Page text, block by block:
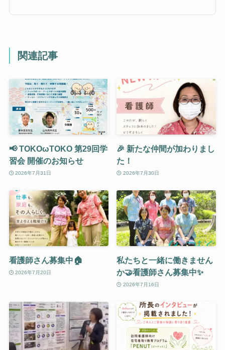
関連記事
📢 TOKOωTOKO 第29回学
習会 開催のお知らせ
2026年7月31日
🎉 新たな仲間が加わりまし
た！
2026年7月30日
看護師さん募集中🏠
2026年7月20日
私たちと一緒に働きません
か🤝看護師さん募集中✨
2026年7月16日